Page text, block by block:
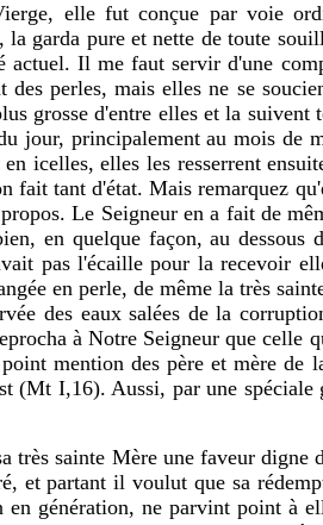
elle fut conçue par voie
la garda pure et nette de toute
Il me faut servir d'une
des perles, mais elles ne se
grosse d'entre elles et la
jour, principalement au mois de
icelles, elles les resserrent
fait tant d'état. Mais remarquez
Le Seigneur en a fait de
en quelque façon, au dessous
l'écaille pour la recevoir elle
en perle, de même la très
des eaux salées de la
à Notre Seigneur que
mention des père et mère
(Mt I,16). Aussi, par une spéciale
très sainte Mère une faveur
et partant il voulut que sa
génération, ne parvint point à